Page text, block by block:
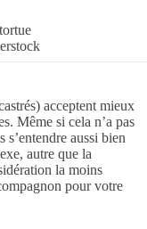
acceptent mieux
Même si cela n’a pas
s’entendre aussi bien
autre que la
la moins
pour votre